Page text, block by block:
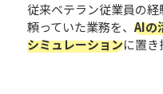
従来ベテラン従業員の
頼っていた業務を、 AIの
シミュレーションに置き